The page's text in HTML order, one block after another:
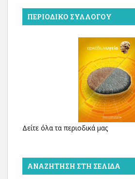
ΠΕΡΙΟΔΙΚΌ ΣΥΛΛΌΓΟΥ
Δείτε όλα τα περιοδικά μας
ΑΝΑΖΉΤΗΣΗ ΣΤΗ ΣΕΛΊΔΑ